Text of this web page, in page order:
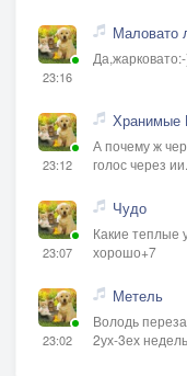
23:16
Маловато
23:12
Хранимые
А почему ж
голос через
23:07
Чудо
Какие теплые
хорошо+7
23:02
Метель
Володь
2ух-3ех